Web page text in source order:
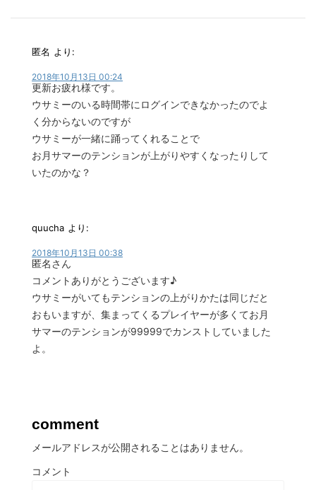
匿名 より:
2018年10月13日 00:24
更新お疲れ様です。
ウサミーのいる時間帯にログインできなかったのでよ
く分からないのですが
ウサミーが一緒に踊ってくれることで
お月サマーのテンションが上がりやすくなったりして
いたのかな？
quucha より:
2018年10月13日 00:38
匿名さん
コメントありがとうございます♪
ウサミーがいてもテンションの上がりかたは同じだと
おもいますが、集まってくるプレイヤーが多くてお月
サマーのテンションが99999でカンストしていました
よ。
comment
メールアドレスが公開されることはありません。
コメント